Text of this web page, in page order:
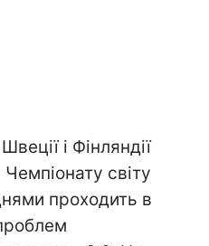
і Фінляндії
світу
проходить в